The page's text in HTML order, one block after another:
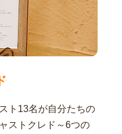
ト13名が自分たちの
ストクレド～6つの